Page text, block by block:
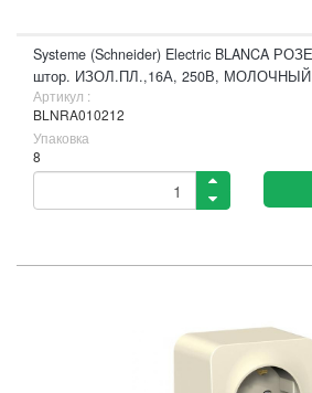
Systeme (Schneider) Electric BLANCA
штор. ИЗОЛ.ПЛ.,16А, 250В, МОЛОЧНЫЙ
Артикул :
BLNRA010212
Упаковка
8